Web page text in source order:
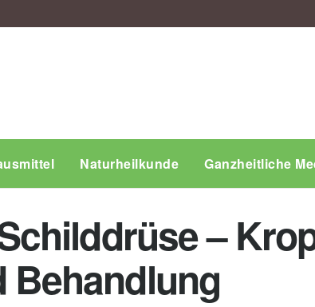
Naturheilkunde Ganzheitliche
–
Behandlung